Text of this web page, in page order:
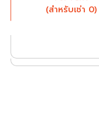
(สำหรับเช่า 0)